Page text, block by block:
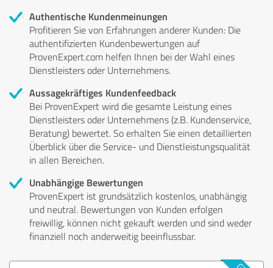
Authentische Kundenmeinungen
Profitieren Sie von Erfahrungen anderer Kunden: Die
authentifizierten Kundenbewertungen auf
ProvenExpert.com helfen Ihnen bei der Wahl eines
Dienstleisters oder Unternehmens.
Aussagekräftiges Kundenfeedback
Bei ProvenExpert wird die gesamte Leistung eines
Dienstleisters oder Unternehmens (z.B. Kundenservice,
Beratung) bewertet. So erhalten Sie einen detaillierten
Überblick über die Service- und Dienstleistungsqualität
in allen Bereichen.
Unabhängige Bewertungen
ProvenExpert ist grundsätzlich kostenlos, unabhängig
und neutral. Bewertungen von Kunden erfolgen
freiwillig, können nicht gekauft werden und sind weder
finanziell noch anderweitig beeinflussbar.